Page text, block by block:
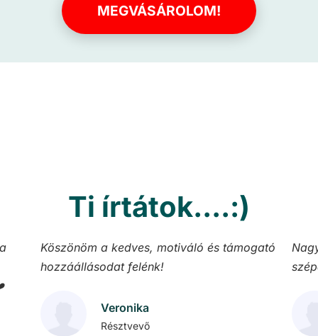
MEGVÁSÁROLOM!
Ti írtátok....:)
Nagyon hasznos volt a videó. Köszönöm
szépen!
Nikoletta
Résztvevő
...